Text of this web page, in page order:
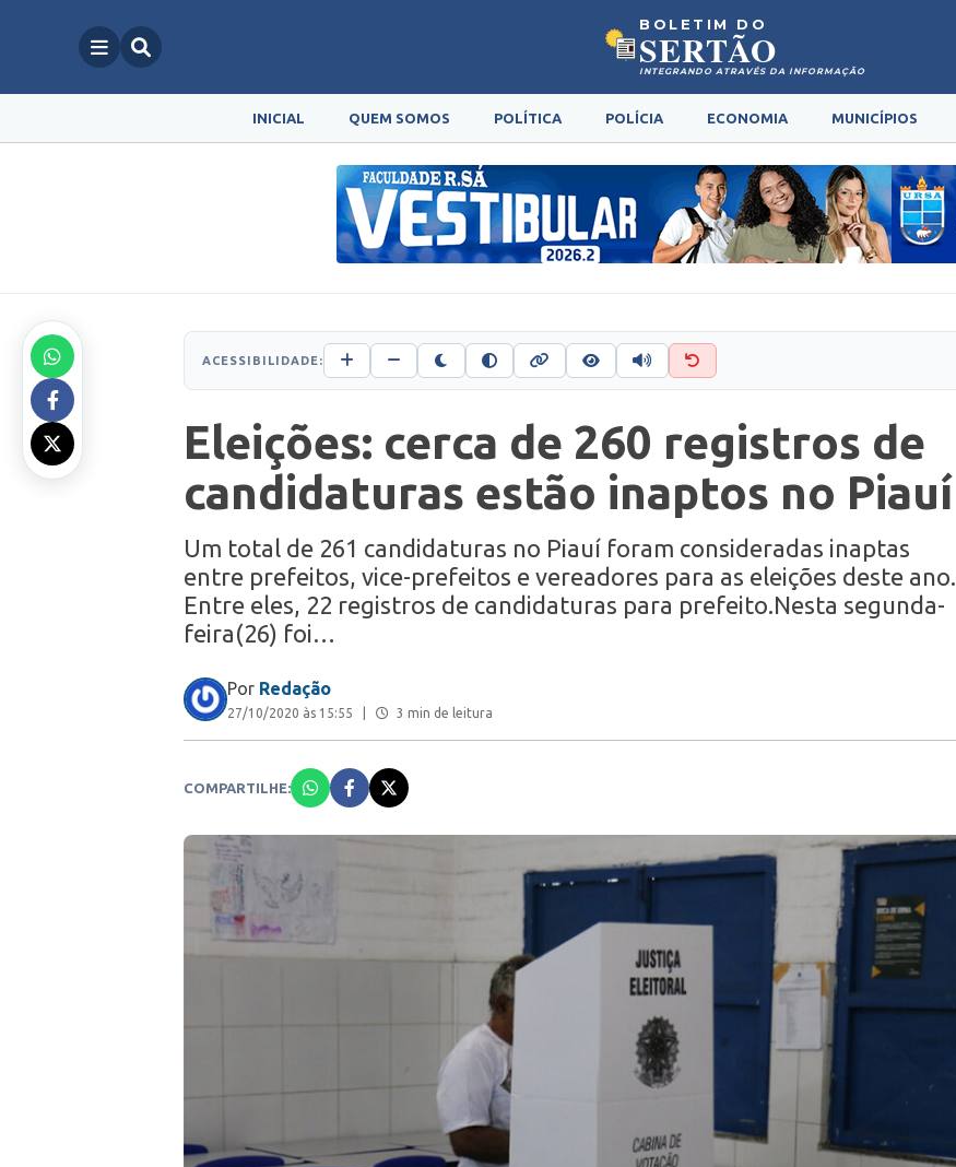
BOLETIM DO
SERTÃO
INTEGRANDO ATRAVÉS DA INFORMAÇÃO
INICIAL QUEM SOMOS POLÍTICA POLÍCIA ECONOMIA MUNICÍPIOS
ACESSIBILIDADE:
Eleições: cerca de 260 registros de
candidaturas estão inaptos no Piauí
Um total de 261 candidaturas no Piauí foram consideradas inaptas
entre prefeitos, vice-prefeitos e vereadores para as eleições deste ano.
Entre eles, 22 registros de candidaturas para prefeito.Nesta segunda-
feira(26) foi…
Por Redação
27/10/2020 às 15:55 3 min de leitura
COMPARTILHE: